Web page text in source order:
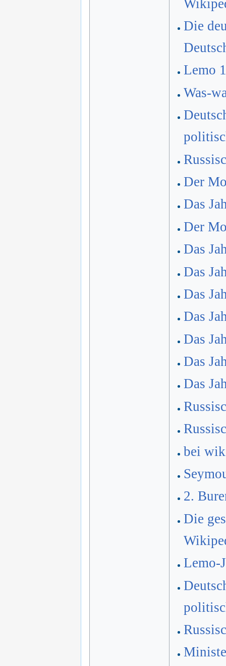
Die
Lemo
Was-
Der
Das
Der
Das
Das
Das
Das
Das
Das
Das
bei
2.
Die
Lemo-